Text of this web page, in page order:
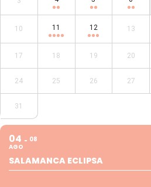
10 11 12 13
17 18 19 20
24 25 26 27
31
04
AGO
08
SALAMANCA ECLIPSA